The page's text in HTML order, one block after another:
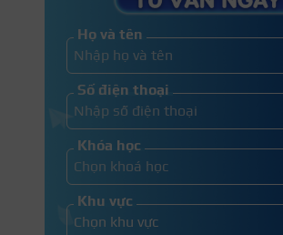
Họ và tên
Số điện thoại
Khóa học
Khu vực